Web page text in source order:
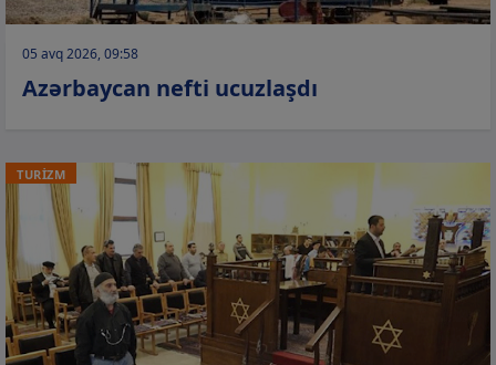
05 avq 2026, 09:58
Azərbaycan nefti ucuzlaşdı
TURİZM